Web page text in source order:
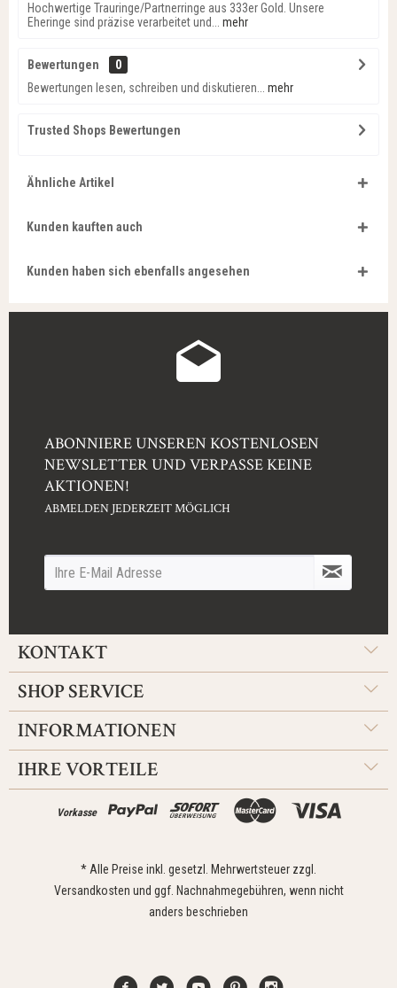
Hochwertige Trauringe/Partnerringe aus 333er Gold. Unsere
Eheringe sind präzise verarbeitet und...
mehr
Bewertungen
0
Bewertungen lesen, schreiben und diskutieren...
mehr
Trusted Shops Bewertungen
Ähnliche Artikel
Kunden kauften auch
Kunden haben sich ebenfalls angesehen
ABONNIERE UNSEREN KOSTENLOSEN
NEWSLETTER UND VERPASSE KEINE
AKTIONEN!
ABMELDEN JEDERZEIT MÖGLICH
KONTAKT
SHOP SERVICE
INFORMATIONEN
IHRE VORTEILE
Vorkasse
* Alle Preise inkl. gesetzl. Mehrwertsteuer zzgl.
Versandkosten und ggf. Nachnahmegebühren, wenn nicht
anders beschrieben